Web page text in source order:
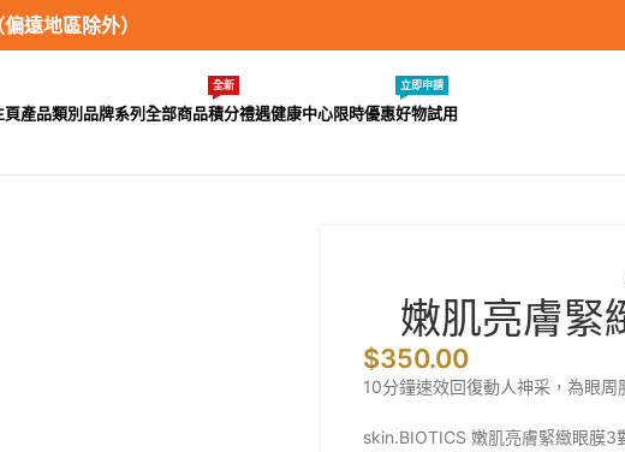
遠地區除外）
頁產品類別品牌系列全部商品積分禮遇
全新
健康中心限時優惠好物試用
立即申請
嫩肌亮膚緊
$350.00
10分鐘速效回復動人神采，為眼
skin.BIOTICS 嫩肌亮膚緊緻眼膜3